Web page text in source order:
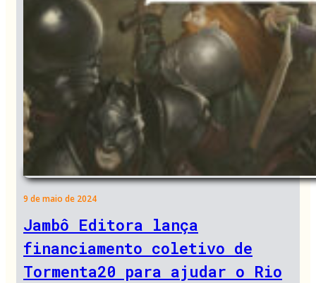
9 de maio de 2024
Jambô Editora lança
financiamento coletivo de
Tormenta20 para ajudar o Rio